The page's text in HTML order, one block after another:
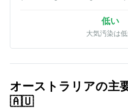
低い
大気汚染は
オーストラリアの主
🇦🇺